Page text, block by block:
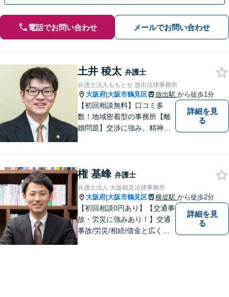
電話でお問い合わせ メールでお問い合わせ
土井 稜太 弁護士
弁護士法人ももとせ 放出法律事務所
大阪府|大阪市鶴見区 放出駅 から徒歩1分
【初回相談無料】口コミ多
数！地域密着型の事務所【離
婚問題】交渉に強み。精神的
迅速かつ丁寧な対応を心が
け、満足度の高い解決を目指
します【放出駅1分】
詳細を見
る
権 基峰 弁護士
弁護士法人 大阪鶴見法律事務所
大阪府|大阪市鶴見区 横堤駅 から徒歩2分
【初回相談0円あり】【交通事
故・労災に強みあり！】交通
事故/労災/相続/借金と広く法
詳細を見
る